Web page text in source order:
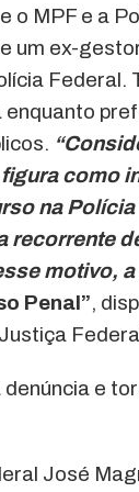
o MPF e a
um ex-
Federal.
figura como
na
recorrente
motivo,
Penal”,
e
José